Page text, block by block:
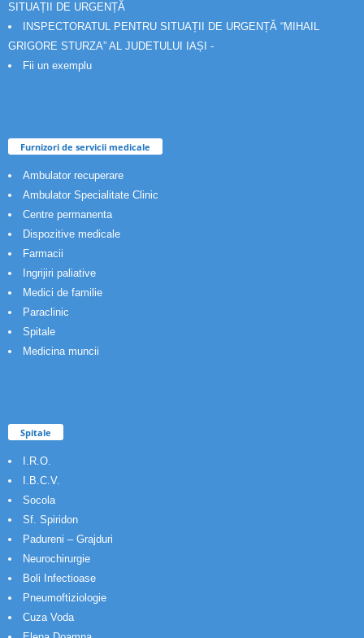
SITUAȚII DE URGENȚĂ
INSPECTORATUL PENTRU SITUAȚII DE URGENȚĂ “MIHAIL
GRIGORE STURZA” AL JUDETULUI IAȘI -
Fii un exemplu
Furnizori de servicii medicale
Ambulator recuperare
Ambulator Specialitate Clinic
Centre permanenta
Dispozitive medicale
Farmacii
Ingrijiri paliative
Medici de familie
Paraclinic
Spitale
Medicina muncii
Spitale
I.R.O.
I.B.C.V.
Socola
Sf. Spiridon
Padureni – Grajduri
Neurochirurgie
Boli Infectioase
Pneumoftiziologie
Cuza Voda